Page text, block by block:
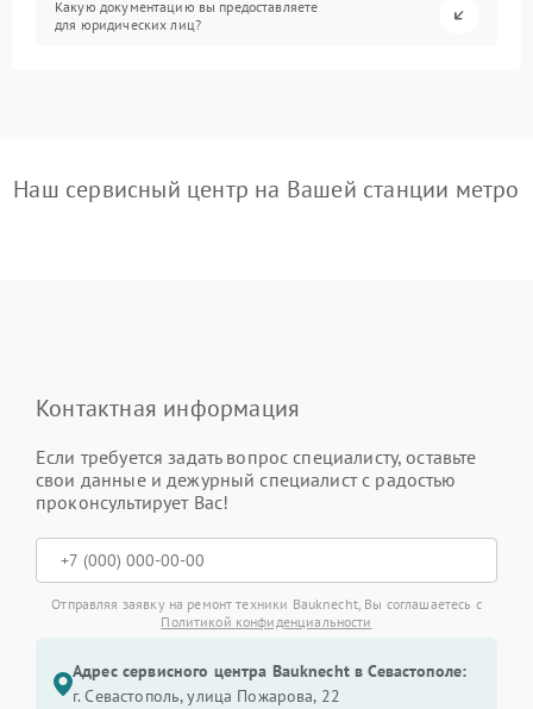
Какую документацию вы предоставляете
для юридических лиц?
Наш сервисный центр на Вашей станции метро
Контактная информация
Если требуется задать вопрос специалисту, оставьте
свои данные и дежурный специалист с радостью
проконсультирует Вас!
Отправляя заявку на ремонт техники Bauknecht, Вы соглашаетесь с
Политикой конфиденциальности
Адрес сервисного центра Bauknecht в Севастополе:
г. Севастополь, улица Пожарова, 22